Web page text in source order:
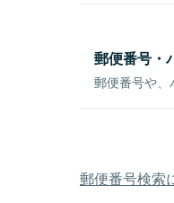
郵便番号・
郵便番号や、
郵便番号検索